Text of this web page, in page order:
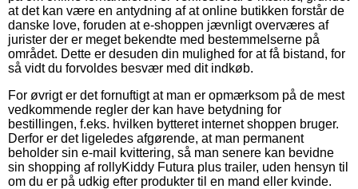
at det kan være en antydning af at online butikken forstår de
danske love, foruden at e-shoppen jævnligt overværes af
jurister der er meget bekendte med bestemmelserne på
området. Dette er desuden din mulighed for at få bistand, for
så vidt du forvoldes besvær med dit indkøb.
For øvrigt er det fornuftigt at man er opmærksom på de mest
vedkommende regler der kan have betydning for
bestillingen, f.eks. hvilken bytteret internet shoppen bruger.
Derfor er det ligeledes afgørende, at man permanent
beholder sin e-mail kvittering, så man senere kan bevidne
sin shopping af rollyKiddy Futura plus trailer, uden hensyn til
om du er på udkig efter produkter til en mand eller kvinde.